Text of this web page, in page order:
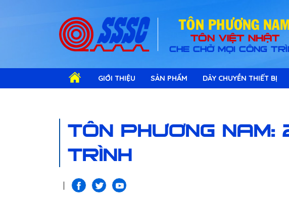
TOÂN PHÖÔNG
TÔN VIỆT NHẬT
CHE CHỞ MỌI CÔNG
GIỚI THIỆU SẢN PHẨM DÂY CHUYỀN THIẾT BỊ
TÔN PHƯƠNG NAM:
TRÌNH